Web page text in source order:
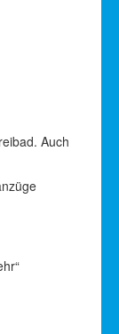
Auch